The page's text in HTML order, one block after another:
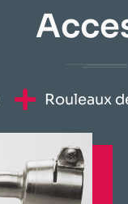
Rouleaux